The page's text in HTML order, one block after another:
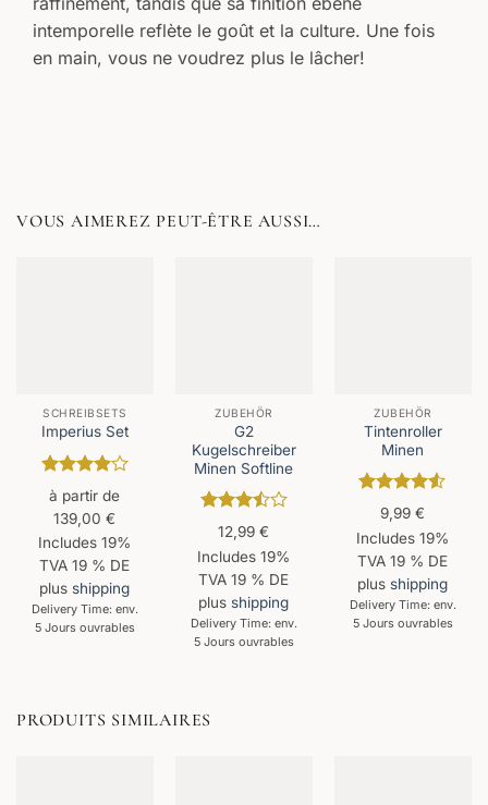
intemporelle reflète le goût et la culture. Une fois
en main, vous ne voudrez plus le lâcher!
VOUS AIMEREZ PEUT-ÊTRE AUSSI…
SCHREIBSETS
Imperius Set
Note4
sur 5
à partir de
139,00€
Includes 19%
TVA 19 % DE
plusshipping
Delivery Time: env.
5 Jours ouvrables
ZUBEHÖR
G2
Kugelschreiber
Minen Softline
Note
3.5sur
5
12,99€
Includes 19%
TVA 19 % DE
plusshipping
Delivery Time: env.
5 Jours ouvrables
ZUBEHÖR
Tintenroller
Minen
Note4.5
sur 5
9,99€
Includes 19%
TVA 19 % DE
plusshipping
Delivery Time: env.
5 Jours ouvrables
PRODUITS SIMILAIRES